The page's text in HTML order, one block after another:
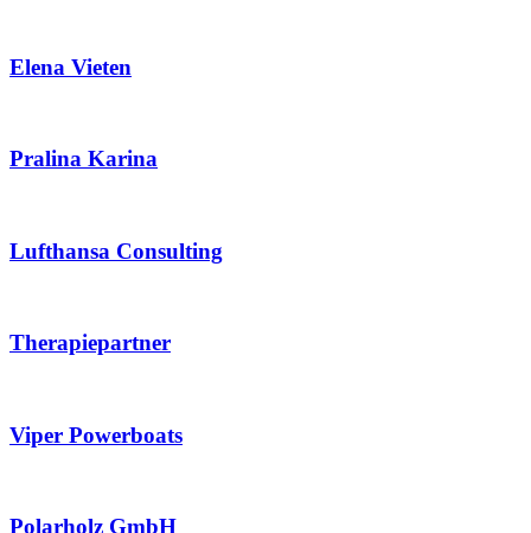
Elena Vieten
Pralina Karina
Lufthansa Consulting
Therapiepartner
Viper Powerboats
Polarholz GmbH